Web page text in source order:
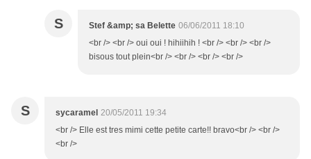
S Stef &amp; sa Belette 06/06/2011 18:10
<br /> <br /> oui oui ! hihiihih ! <br /> <br /> <br />
bisous tout plein<br /> <br /> <br /> <br />
S sycaramel 20/05/2011 19:34
<br /> Elle est tres mimi cette petite carte!! bravo<br /> <br />
<br />